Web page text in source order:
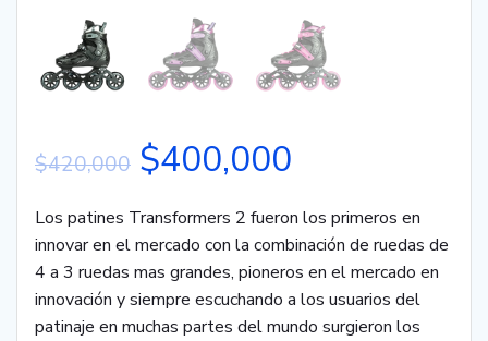
$420,000 $400,000
Los patines Transformers 2 fueron los primeros en
innovar en el mercado con la combinación de ruedas de
4 a 3 ruedas mas grandes, pioneros en el mercado en
innovación y siempre escuchando a los usuarios del
patinaje en muchas partes del mundo surgieron los